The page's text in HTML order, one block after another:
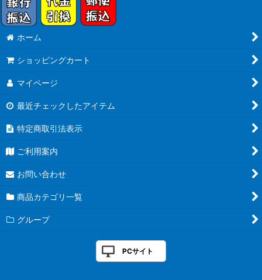
ホーム
ショッピングカート
マイページ
最近チェックしたアイテム
特定商取引法表示
ご利用案内
お問い合わせ
商品カテゴリ一覧
グループ
PCサイト